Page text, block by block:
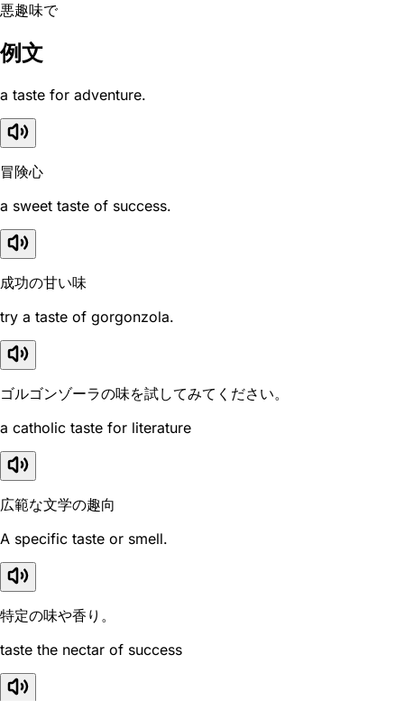
悪趣味で
例文
a taste for adventure.
冒険心
a sweet taste of success.
成功の甘い味
try a taste of gorgonzola.
ゴルゴンゾーラの味を試してみてください。
a catholic taste for literature
広範な文学の趣向
A specific taste or smell.
特定の味や香り。
taste the nectar of success